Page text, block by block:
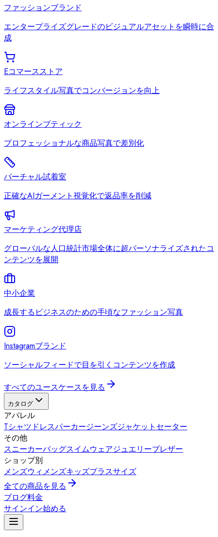
ファッションブランド
エンタープライズグレードのビジュアルアセットを瞬時に合
成
Eコマースストア
ライフスタイル写真でコンバージョンを向上
オンラインブティック
プロフェッショナルな商品写真で差別化
バーチャル試着室
正確なAIガーメント視覚化で返品率を削減
マーケティング代理店
グローバルな人口統計市場全体に超パーソナライズされたコ
ンテンツを展開
中小企業
成長するビジネスのための手頃なファッション写真
Instagramブランド
ソーシャルフィードで目を引くコンテンツを作成
すべてのユースケースを見る
カタログ
アパレル
Tシャツ ドレスパーカージーンズジャケット セーター
その他
スニーカーバッグスイムウェアジュエリーブレザー
ショップ別
メンズウィメンズキッズプラスサイズ
全ての商品を見る
ブログ料金
サインイン始める